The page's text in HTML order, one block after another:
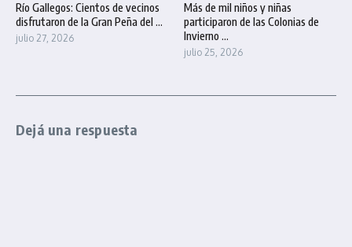
Río Gallegos: Cientos de vecinos
disfrutaron de la Gran Peña del ...
julio 27, 2026
Más de mil niños y niñas
participaron de las Colonias de
Invierno ...
julio 25, 2026
Dejá una respuesta